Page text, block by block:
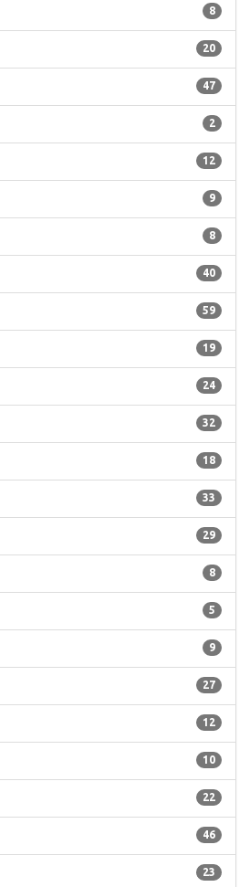
8
20
47
2
12
9
8
40
59
19
24
32
18
33
29
8
5
9
27
12
10
22
46
23